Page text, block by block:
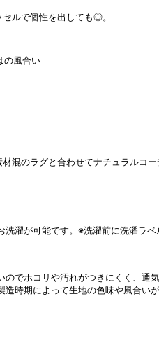
ルで個性を出しても◎。
の風合い
混のラグと合わせてナチュラルコ
濯が可能です。※洗濯前に洗濯ラベ
でホコリや汚れがつきにくく、通
時期によって生地の色味や風合い